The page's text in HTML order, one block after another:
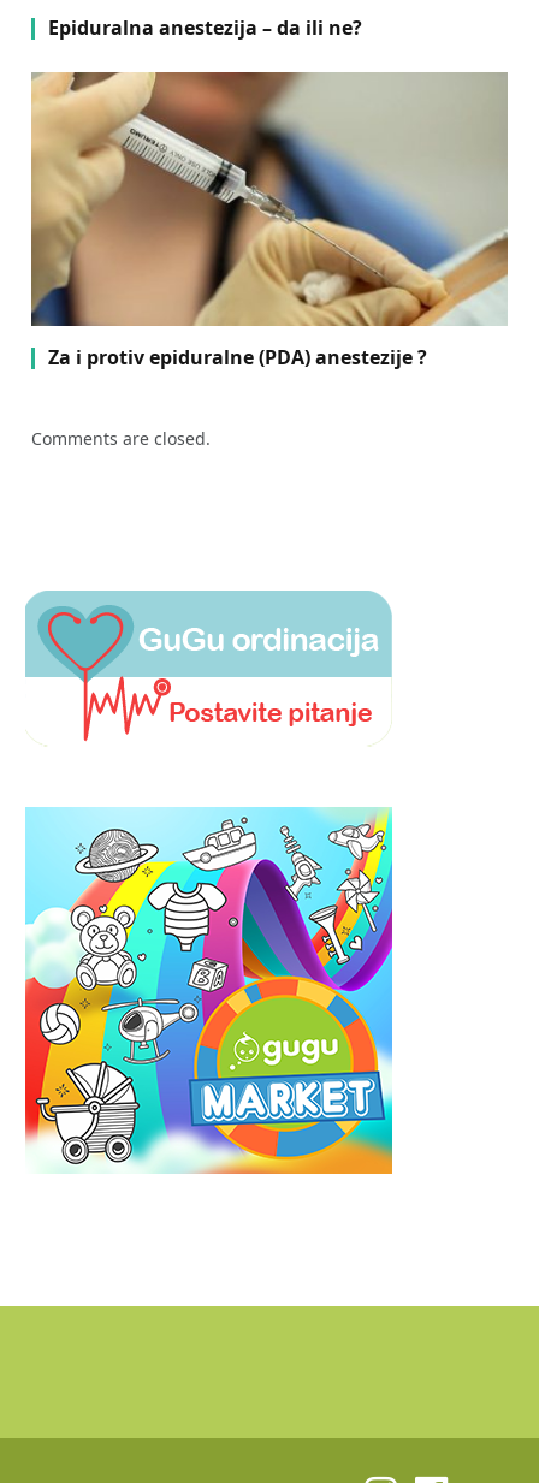
Epiduralna anestezija – da ili ne?
Za i protiv epiduralne (PDA) anestezije ?
Comments are closed.